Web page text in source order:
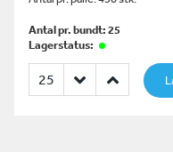
Antal pr. bundt: 25
Lagerstatus: